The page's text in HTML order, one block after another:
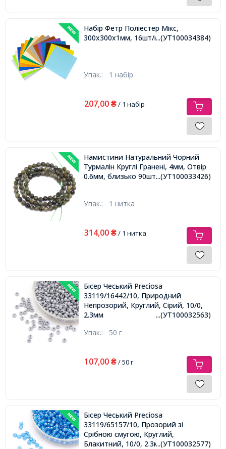
Набір Фетр Поліестер Мікс,
300x300x1мм, 16шт/набір,...(УТ100034384)
Упак.: 1 набір
207,00 ₴/ 1 набір
Намистини Натуральний Чорний
Турмалін Круглі Гранені, 4мм, Отвір
0.6мм, близько 90шт/37см/нитка,
...(УТ100033426)
Упак.: 1 нитка
314,00 ₴/ 1 нитка
Бісер Чеський Preciosa
33119/16442/10, Природний
Непрозорий, Круглий, Сірий, 10/0,
2.3мм
...(УТ100032563)
Упак.: 50 г
107,00 ₴/ 50 г
Бісер Чеський Preciosa
33119/65157/10, Прозорий зі
Срібною смугою, Круглий,
Блакитний, 10/0, 2.3мм...(УТ100032577)